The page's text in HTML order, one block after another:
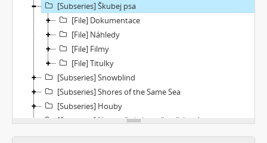
[Subseries] Škubej psa
[File] Dokumentace
[File] Náhledy
[File] Filmy
[File] Titulky
[Subseries] Snowblind
[Subseries] Shores of the Same Sea
[Subseries] Houby
[Subseries] Noro, přijde k tobě nečekaný host
[Subseries] Amnion